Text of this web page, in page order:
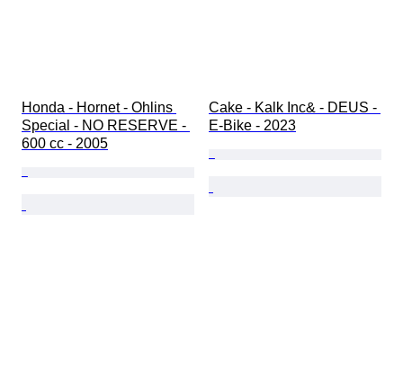
Honda - Hornet - Ohlins
Special - NO RESERVE -
600 cc - 2005
Cake - Kalk Inc& - DEUS -
E-Bike - 2023